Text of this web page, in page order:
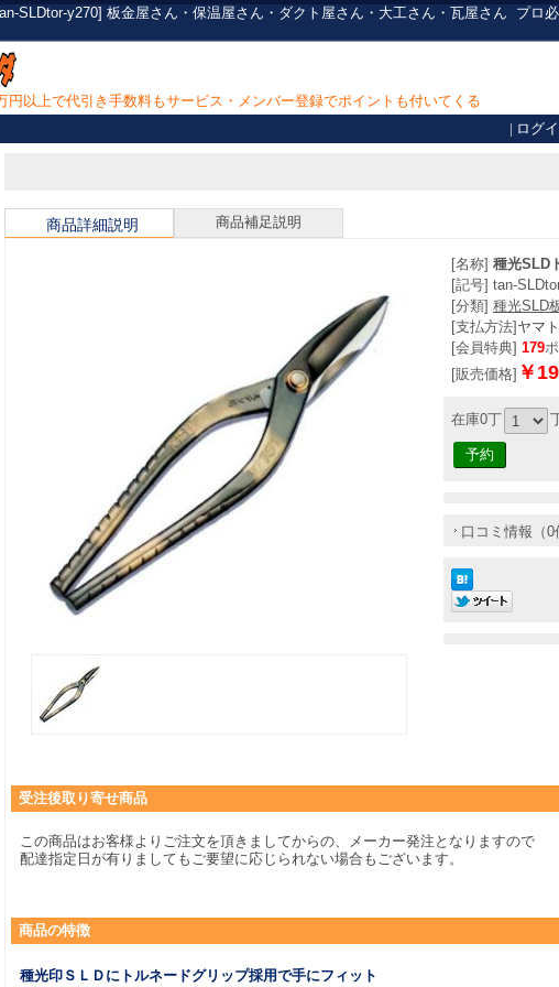
SLDtor-y270] 板金屋さん・保温屋さん・ダクト屋さん・大工さん・瓦屋さん プロ
円以上で代引き手数料もサービス・メンバー登録でポイントも付いてくる
| ログ
商品詳細説明 商品補足説明
[名称] 種光SLD
[記号] tan-
[分類] 種光SLD
[支払方法] ヤマ
[会員特典] 179
[販売価格] ￥
在庫0丁
口コミ情報（0
受注後取り寄せ商品
この商品はお客様よりご注文を頂きましてからの、メーカー発注となりますので
配達指定日が有りましてもご要望に応じられない場合もございます。
商品の特徴
種光印ＳＬＤにトルネードグリップ採用で手にフィット